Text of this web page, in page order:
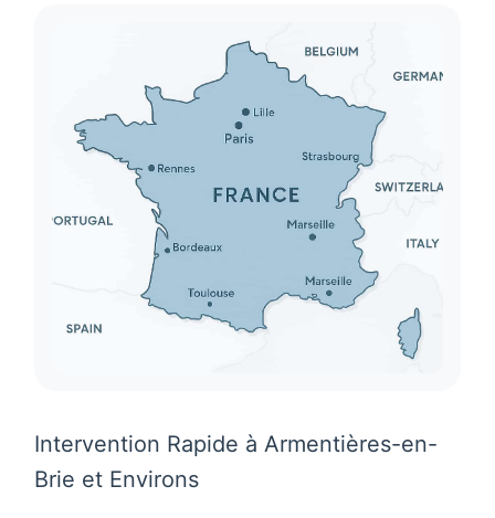
Intervention Rapide à Armentières-en-
Brie et Environs